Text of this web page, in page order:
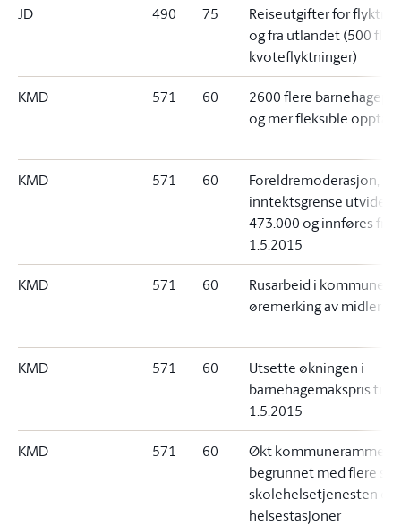
JD 490 75
Reiseutgifter for
og fra utlandet (500
kvoteflyktninger)
KMD 571 60
2600 flere
og mer fleksible opptak
KMD 571 60
Foreldremoderasjon,
inntektsgrense utvides
473.000 og innføres fra
1.5.2015
KMD 571 60
Rusarbeid i
øremerking av midler
KMD 571 60
Utsette økningen i
barnehagemakspris til
1.5.2015
KMD 571 60
Økt kommuneramme
begrunnet med flere
skolehelsetjenesten og
helsestasjoner